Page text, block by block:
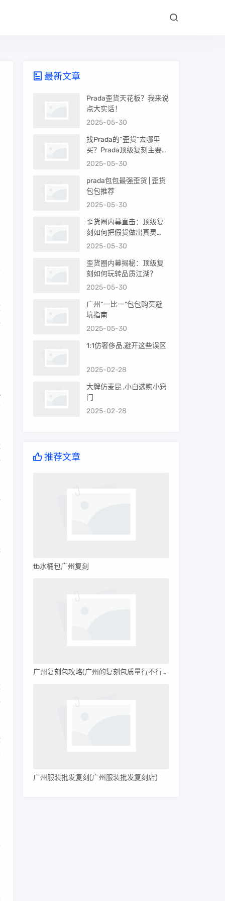
最新文章
Prada歪货天花板？我来说
点大实话！
2025-05-30
找Prada的“歪货”去哪里
买？Prada顶级复刻主要渠
道盘点
2025-05-30
prada包包最强歪货 | 歪货
包包推荐
2025-05-30
歪货圈内幕直击：顶级复
刻如何把假货做出真灵
魂？
2025-05-30
歪货圈内幕揭秘：顶级复
刻如何玩转品质江湖？
2025-05-30
广州“一比一”包包购买避
坑指南
2025-05-30
1:1仿奢侈品,避开这些误区
2025-02-28
大牌仿麦昆 ,小白选购小窍
门
2025-02-28
推荐文章
tb水桶包广州复刻
广州复刻包攻略(广州的复刻包质量行不行呀)
广州服装批发复刻(广州服装批发复刻店)